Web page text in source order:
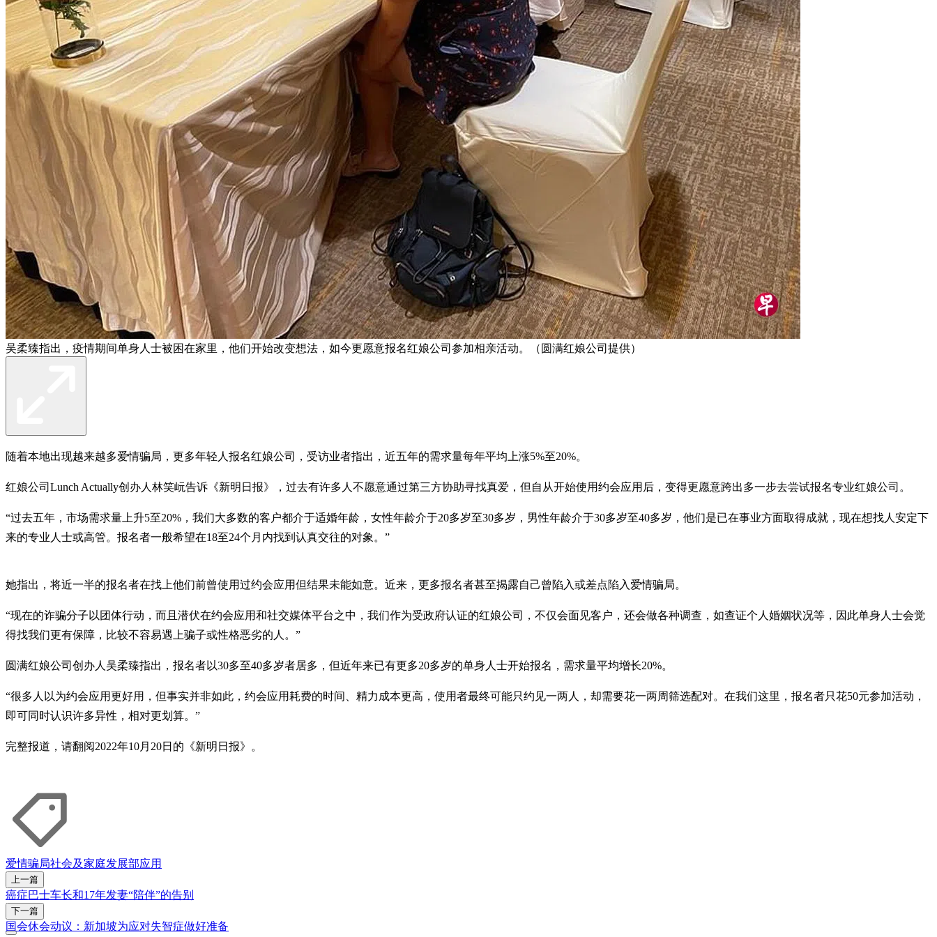
吴柔臻指出，疫情期间单身人士被困在家里，他们开始改变想法，如今更愿意报名红娘公司参加相亲活动。（圆满红娘公司提供）
随着本地出现越来越多爱情骗局，更多年轻人报名红娘公司，受访业者指出，近五年的需求量每年平均上涨5%至20%。
红娘公司Lunch Actually创办人林笑岏告诉《新明日报》，过去有许多人不愿意通过第三方协助寻找真爱，但自从开始使用约会应用后，变得更愿意跨出多一步去尝试报名专业红娘公司。
“过去五年，市场需求量上升5至20%，我们大多数的客户都介于适婚年龄，女性年龄介于20多岁至30多岁，男性年龄介于30多岁至40多岁，他们是已在事业方面取得成就，现在想找人安定下
来的专业人士或高管。报名者一般希望在18至24个月内找到认真交往的对象。”
她指出，将近一半的报名者在找上他们前曾使用过约会应用但结果未能如意。近来，更多报名者甚至揭露自己曾陷入或差点陷入爱情骗局。
“现在的诈骗分子以团体行动，而且潜伏在约会应用和社交媒体平台之中，我们作为受政府认证的红娘公司，不仅会面见客户，还会做各种调查，如查证个人婚姻状况等，因此单身人士会觉
得找我们更有保障，比较不容易遇上骗子或性格恶劣的人。”
圆满红娘公司创办人吴柔臻指出，报名者以30多至40多岁者居多，但近年来已有更多20多岁的单身人士开始报名，需求量平均增长20%。
“很多人以为约会应用更好用，但事实并非如此，约会应用耗费的时间、精力成本更高，使用者最终可能只约见一两人，却需要花一两周筛选配对。在我们这里，报名者只花50元参加活动，
即可同时认识许多异性，相对更划算。”
完整报道，请翻阅2022年10月20日的《新明日报》。
爱情骗局社会及家庭发展部应用
上一篇
癌症巴士车长和17年发妻“陪伴”的告别
下一篇
国会休会动议：新加坡为应对失智症做好准备